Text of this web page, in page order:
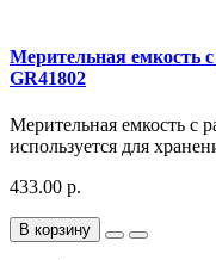
Мерительная емкость
GR41802
Мерительная емкость с
используется для
433.00 р.
В корзину